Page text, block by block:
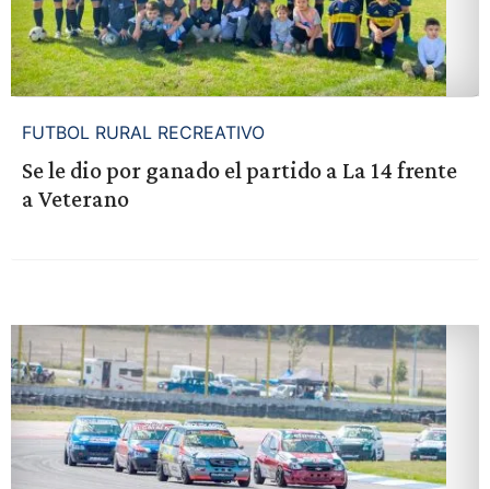
FUTBOL RURAL RECREATIVO
Se le dio por ganado el partido a La 14 frente
a Veterano